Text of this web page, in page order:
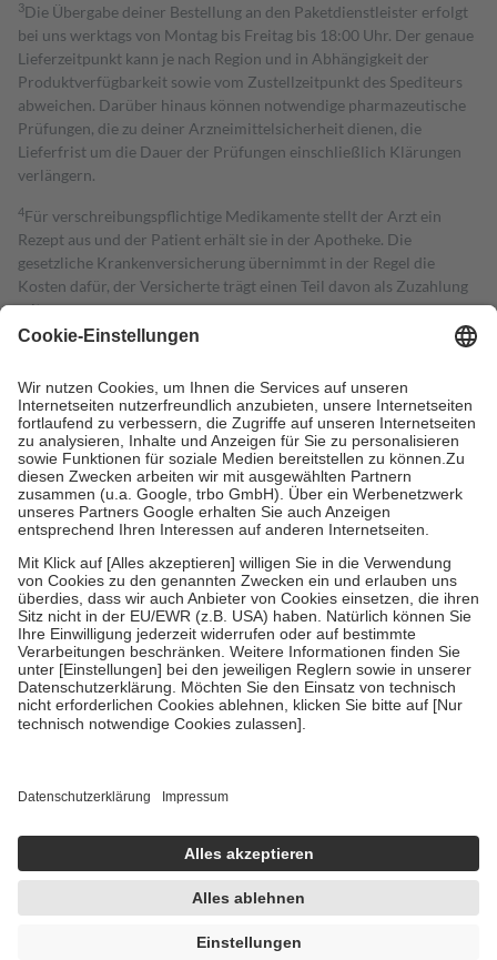
3Die Übergabe deiner Bestellung an den Paketdienstleister erfolgt
bei uns werktags von Montag bis Freitag bis 18:00 Uhr. Der genaue
Lieferzeitpunkt kann je nach Region und in Abhängigkeit der
Produktverfügbarkeit sowie vom Zustellzeitpunkt des Spediteurs
abweichen. Darüber hinaus können notwendige pharmazeutische
Prüfungen, die zu deiner Arzneimittelsicherheit dienen, die
Lieferfrist um die Dauer der Prüfungen einschließlich Klärungen
verlängern.
4Für verschreibungspflichtige Medikamente stellt der Arzt ein
Rezept aus und der Patient erhält sie in der Apotheke. Die
gesetzliche Krankenversicherung übernimmt in der Regel die
Kosten dafür, der Versicherte trägt einen Teil davon als Zuzahlung
mit.
Grundsätzlich leisten Mitglieder Zuzahlungen in Höhe von zehn
höchstens zehn Euro.
Es sind jedoch nie mehr als die tatsächlichen
Kosten der Leistung zu entrichten.
Diese Regeln gelten grundsätzlich auch für Online-Apotheken.
Bei Heilmitteln und häuslicher Krankenpflege beträgt die
Zuzahlung zehn Prozent der Kosten sowie zehn Euro je
Verordnung.
Um das Engagement der Versicherten für ihre eigene Gesundheit zu
stärken und die besondere Stellung der Familie zu unterstützen,
fallenkeine Zuzahlungenan bei:
• Kindern und Jugendlichen bis zum vollendeten 18. Lebensjahr
mit Ausnahme der Fahrkosten
• Untersuchungen zur Vorsorge und Früherkennung, die von der
GKV getragen werden
• empfohlenen Schutzimpfungen
• Harn- und Blutteststreifen
getroffen, um sicherzustellen, dass es sich um echte Bewertungen
https://help.etrusted.com/hc/de/articles/4419944605341
Einige Bilder und Inhalte wurden unter Zuhilfenahme künstlicher